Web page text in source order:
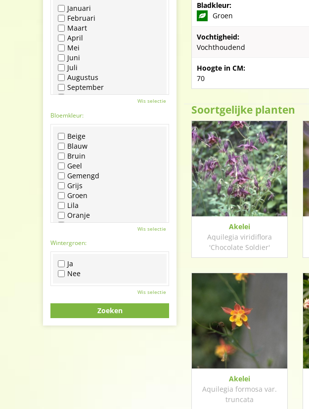
Bladkleur:
Groen
Vochtigheid:
Vochthoudend
Hoogte in CM:
70
Soortgelijke planten
Akelei
Aquilegia viridiflora
'Chocolate Soldier'
Akelei
Aquilegia formosa var.
truncata
Januari
Februari
Maart
April
Mei
Juni
Juli
Augustus
September
Oktober
December
Wis selectie
Bloemkleur:
Beige
Blauw
Bruin
Geel
Gemengd
Grijs
Groen
Lila
Oranje
Paars
Roze
Wit
Zwart
Wis selectie
Wintergroen:
Ja
Nee
Wis selectie